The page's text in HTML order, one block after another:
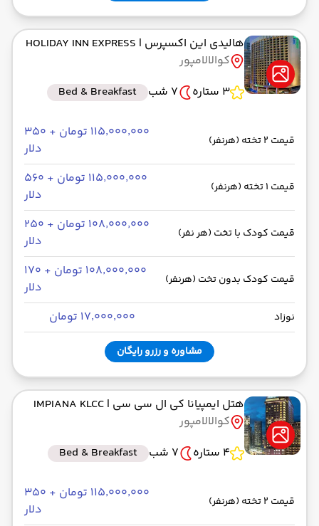
هالیدی این اکسپرس | HOLIDAY INN EXPRESS
کوالالامپور
3 ستاره
7 شب Bed & Breakfast
قیمت 2 تخته (هرنفر)
۱۱۵٬۰۰۰٬۰۰۰ تومان + ۳۵۰
دلار
قیمت 1 تخته (هرنفر)
۱۱۵٬۰۰۰٬۰۰۰ تومان + ۵۶۰
دلار
قیمت کودک با تخت (هر نفر)
۱۰۸٬۰۰۰٬۰۰۰ تومان + ۲۵۰
دلار
قیمت کودک بدون تخت (هرنفر)
۱۰۸٬۰۰۰٬۰۰۰ تومان + ۱۷۰
دلار
نوزاد ۱۷٬۰۰۰٬۰۰۰ تومان
مشاوره و رزرو رایگان
هتل ایمپیانا کی ال سی سی | IMPIANA KLCC
کوالالامپور
4 ستاره
7 شب Bed & Breakfast
قیمت 2 تخته (هرنفر)
۱۱۵٬۰۰۰٬۰۰۰ تومان + ۳۵۰
دلار